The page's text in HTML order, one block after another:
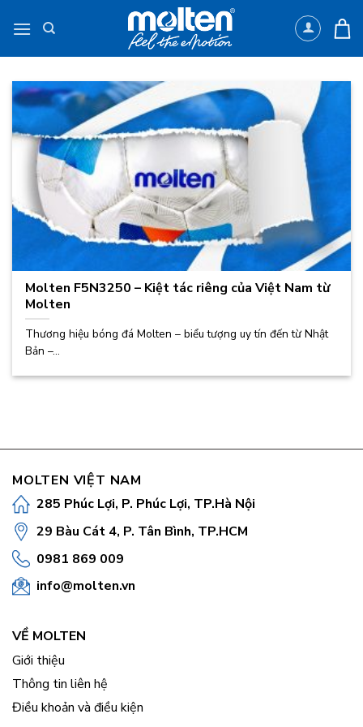
qua
Molten F5N3250 – Kiệt tác riêng của Việt Nam từ
Molten
Thương hiệu bóng đá Molten – biểu tượng uy tín đến từ Nhật
Bản –...
MOLTEN VIỆT NAM
285 Phúc Lợi, P. Phúc Lợi, TP.Hà Nội
29 Bàu Cát 4, P. Tân Bình, TP.HCM
0981 869 009
info@molten.vn
VỀ MOLTEN
Giới thiệu
Thông tin liên hệ
Điều khoản và điều kiện